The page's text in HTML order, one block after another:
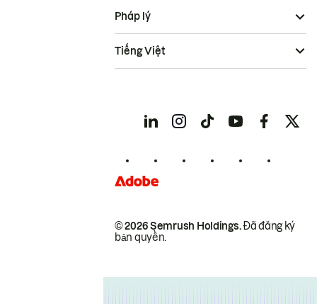
© 2026 Semrush Holdings.Đã đăng ký
bản quyền.
Pháp lý
Tiếng Việt